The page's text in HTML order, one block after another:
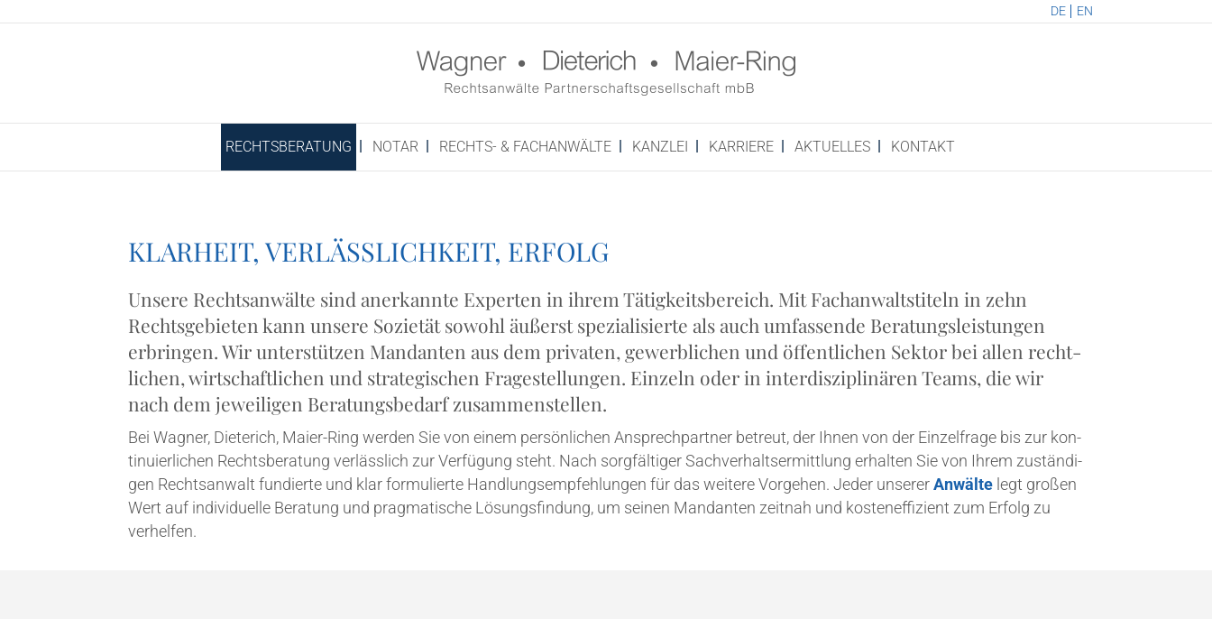
DE EN
RECHTS­BE­RA­TUNG NOTAR RECHTS- & FACHANWÄLTE KANZ­LEI KAR­RIE­RE AKTU­EL­LES KON­TAKT
KLAR­HEIT, VER­LÄSS­LICH­KEIT, ERFOLG
Unse­re Rechts­an­wäl­te sind aner­kann­te Exper­ten in ihrem Tätig­keits­be­reich. Mit Fach­an­walts­ti­teln in zehn
Rechts­ge­bie­ten kann unse­re Sozie­tät sowohl äußerst spe­zia­li­sier­te als auch umfas­sen­de Bera­tungs­leis­tun­gen
erbrin­gen. Wir unter­stüt­zen Man­dan­ten aus dem pri­va­ten, gewerb­li­chen und öffent­li­chen Sek­tor bei allen recht­
li­chen, wirt­schaft­li­chen und stra­te­gi­schen Fra­ge­stel­lun­gen. Ein­zeln oder in inter­dis­zi­pli­nä­ren Teams, die wir
nach dem jewei­li­gen Bera­tungs­be­darf zusammenstellen.
Bei Wag­ner, Die­te­rich, Mai­er-Ring wer­den Sie von einem per­sön­li­chen Ansprech­partner betreut, der Ihnen von der Ein­zel­fra­ge bis zur kon­
ti­nu­ier­li­chen Rechts­be­ra­tung ver­läss­lich zur Ver­fü­gung steht. Nach sorg­fäl­ti­ger Sach­ver­halts­er­mitt­lung erhal­ten Sie von Ihrem zustän­di­
gen Rechts­an­walt fun­dier­te und klar for­mu­lier­te Hand­lungs­emp­feh­lun­gen für das wei­te­re Vor­ge­hen. Jeder unse­rerAnwäl­te legt gro­ßen
Wert auf indi­vi­du­el­le Bera­tung und prag­ma­ti­sche Lösungs­fin­dung, um sei­nen Man­dan­ten zeit­nah und kos­ten­ef­fi­zi­ent zum Erfolg zu
verhelfen.